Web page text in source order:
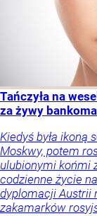
Tańczyła na
za żywy
Kiedyś była ikoną
Moskwy, potem
ulubionymi końmi
codzienne życie
dyplomacji Austrii
zakamarków